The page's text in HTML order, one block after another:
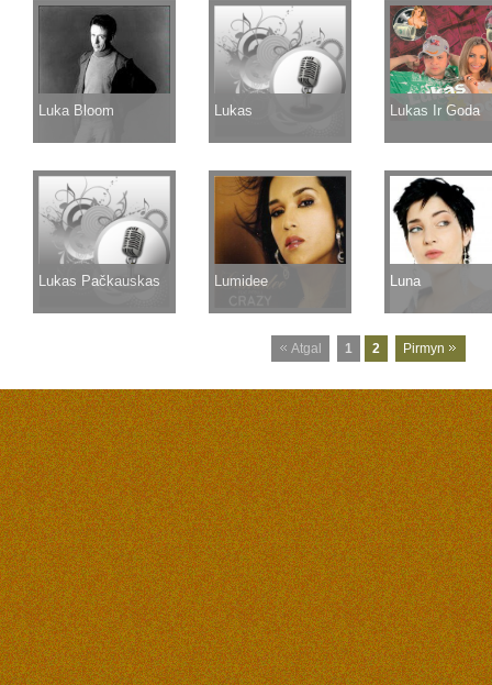
Luka Bloom Lukas Lukas Ir Goda
Lukas Pačkauskas Lumidee Luna
Atgal 1 2 Pirmyn